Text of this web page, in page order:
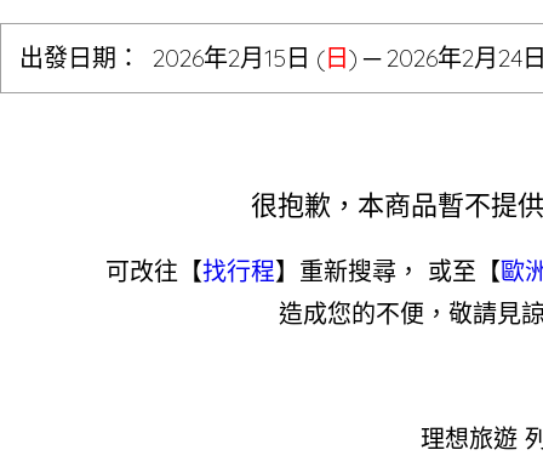
出發日期： 2026年2月15日 (日) ─ 2026年2月24
很抱歉，本商品暫不提
可改往【找行程】重新搜尋， 或至【歐
造成您的不便，敬請見
理想旅遊